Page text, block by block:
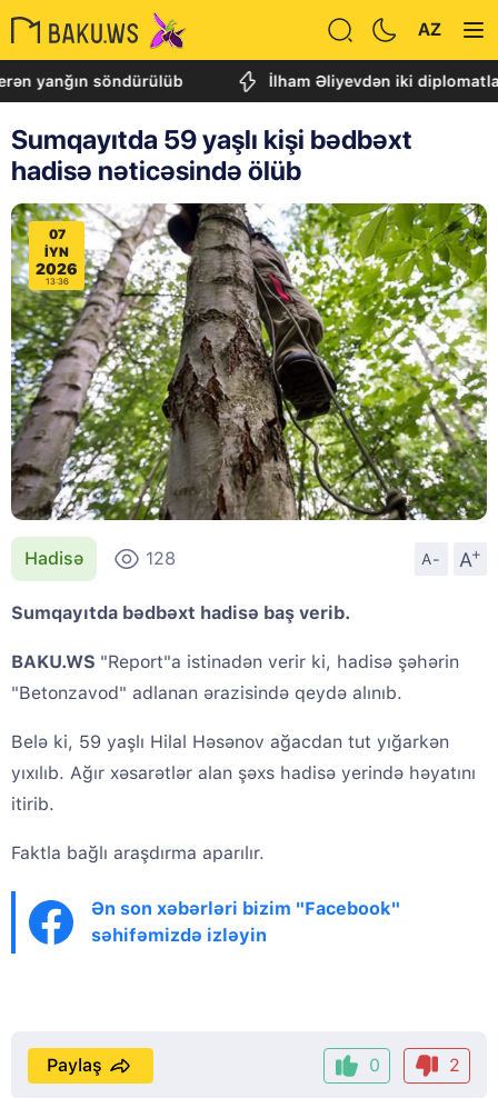
AZ
söndürülüb İlham Əliyevdən iki diplomatla bağlı
Sumqayıtda 59 yaşlı kişi bədbəxt
hadisə nəticəsində ölüb
07
IYN
2026
13:36
Hadisə 128 A- A
+
Sumqayıtda bədbəxt hadisə baş verib.
BAKU.WS "Report"a istinadən verir ki, hadisə şəhərin
"Betonzavod" adlanan ərazisində qeydə alınıb.
Belə ki, 59 yaşlı Hilal Həsənov ağacdan tut yığarkən
yıxılıb. Ağır xəsarətlər alan şəxs hadisə yerində həyatını
itirib.
Faktla bağlı araşdırma aparılır.
Ən son xəbərləri bizim "Facebook"
səhifəmizdə izləyin
0 2
Paylaş